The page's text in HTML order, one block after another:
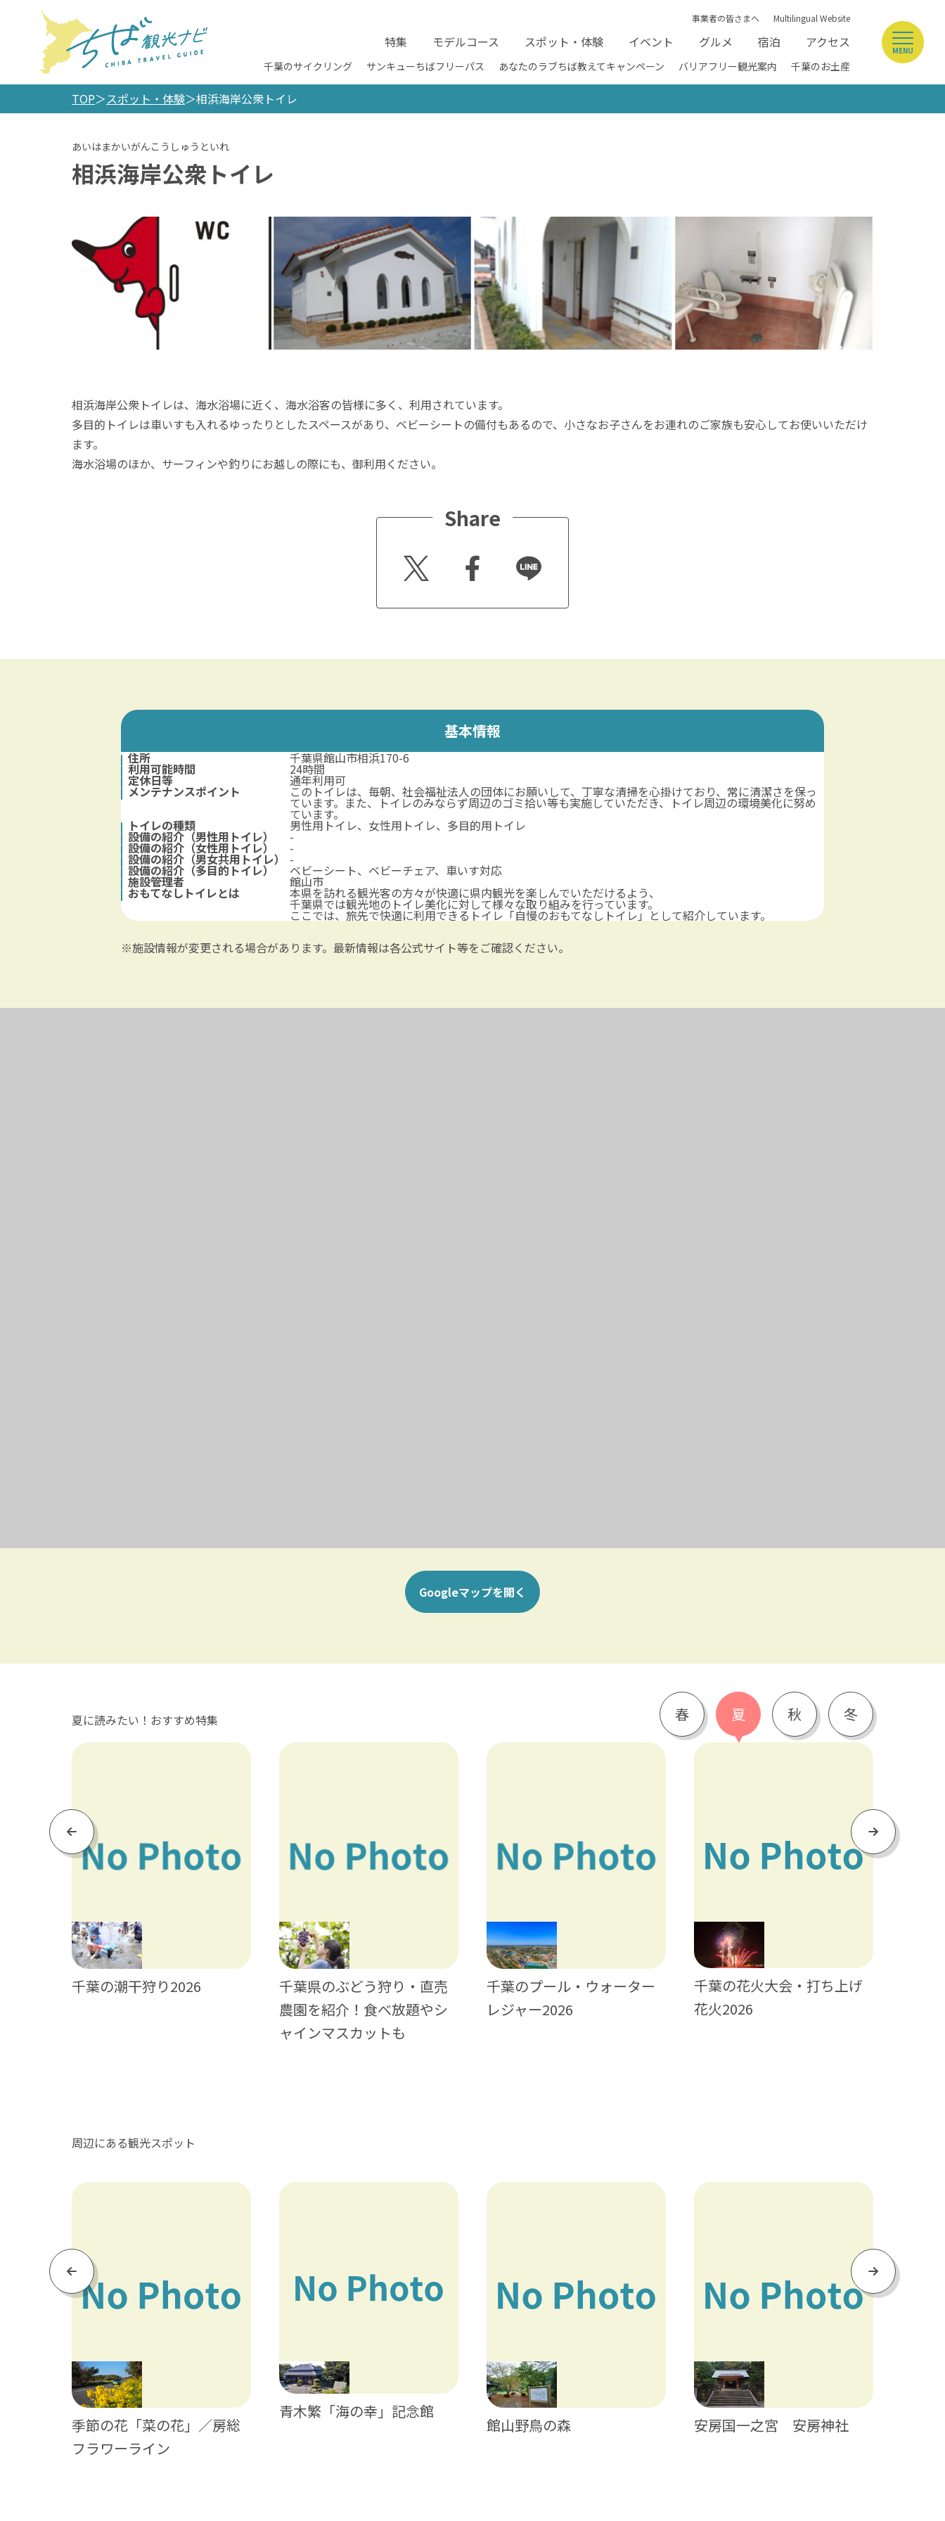
事業者の皆さまへ Multilingual Website
特集 モデルコース スポット・体験 イベント グルメ 宿泊 アクセス
千葉のサイクリング サンキューちばフリーパス あなたのラブちば教えてキャンペーン バリアフリー観光案内 千葉のお土産
MENU
TOP スポット・体験 相浜海岸公衆トイレ
相浜海岸公衆トイレ
相浜海岸公衆トイレは、海水浴場に近く、海水浴客の皆様に多く、利用されています。
多目的トイレは車いすも入れるゆったりとしたスペースがあり、ベビーシートの備付もあるので、小さなお子さんをお連れのご家族も安心してお使いいただけ
ます。
海水浴場のほか、サーフィンや釣りにお越しの際にも、御利用ください。
Share
Twitt
er
Faceb
ook
Line
基本情報
住所 千葉県館山市相浜170-6
利用可能時間 24時間
定休日等 通年利用可
メンテナンスポイント このトイレは、毎朝、社会福祉法人の団体にお願いして、丁寧な清掃を心掛けており、常に清潔さを保っ
ています。また、トイレのみならず周辺のゴミ拾い等も実施していただき、トイレ周辺の環境美化に努め
ています。
トイレの種類 男性用トイレ、女性用トイレ、多目的用トイレ
設備の紹介（男性用トイレ） -
設備の紹介（女性用トイレ） -
設備の紹介（男女共用トイレ） -
設備の紹介（多目的トイレ） ベビーシート、ベビーチェア、車いす対応
施設管理者 館山市
おもてなしトイレとは 本県を訪れる観光客の方々が快適に県内観光を楽しんでいただけるよう、
千葉県では観光地のトイレ美化に対して様々な取り組みを行っています。
ここでは、旅先で快適に利用できるトイレ「自慢のおもてなしトイレ」として紹介しています。
※施設情報が変更される場合があります。最新情報は各公式サイト等をご確認ください。
Googleマップを開く
春 夏 秋 冬
夏に読みたい！おすすめ特集
Previous
千葉の潮干狩り2026
千葉県のぶどう狩り・直売
農園を紹介！食べ放題やシ
ャインマスカットも
千葉のプール・ウォーター
レジャー2026
千葉の花火大会・打ち上げ
花火2026
Next
周辺にある観光スポット
Previous
季節の花「菜の花」／房総
フラワーライン
青木繁「海の幸」記念館
館山野鳥の森 安房国一之宮 安房神社
Next